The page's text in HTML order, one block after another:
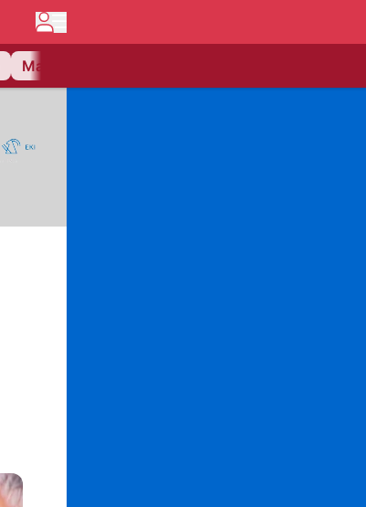
Matchcenter